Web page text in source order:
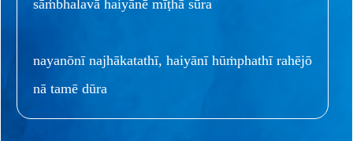
sāṁbhalavā haiyānē mīṭhā sūra
nayanōnī najhākatathī, haiyānī hūṁphathī rahējō
nā tamē dūra